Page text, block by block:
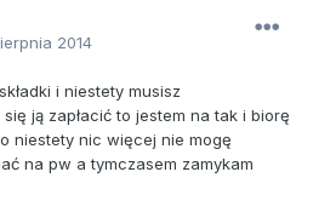
2014
i niestety musisz
ją zapłacić to jestem na tak i biorę
niestety nic więcej nie mogę
na pw a tymczasem zamykam